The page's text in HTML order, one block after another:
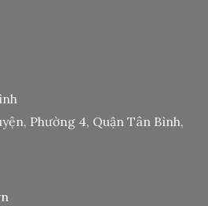
Phường 4, Quận Tân Bình,